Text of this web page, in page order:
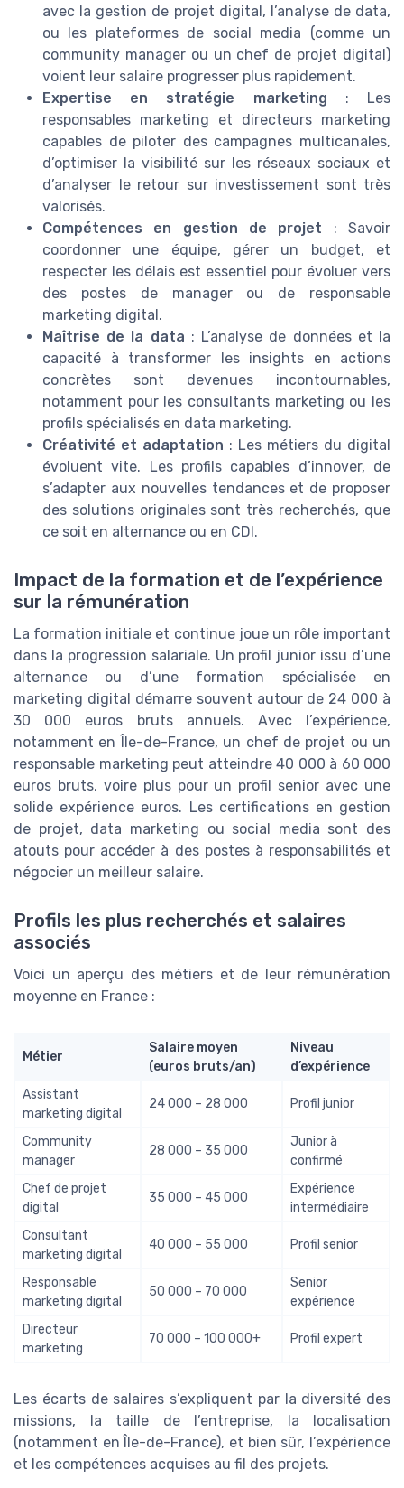
avec la gestion de projet digital, l’analyse de data,
ou les plateformes de social media (comme un
community manager ou un chef de projet digital)
voient leur salaire progresser plus rapidement.
Expertise en stratégie marketing : Les
responsables marketing et directeurs marketing
capables de piloter des campagnes multicanales,
d’optimiser la visibilité sur les réseaux sociaux et
d’analyser le retour sur investissement sont très
valorisés.
Compétences en gestion de projet : Savoir
coordonner une équipe, gérer un budget, et
respecter les délais est essentiel pour évoluer vers
des postes de manager ou de responsable
marketing digital.
Maîtrise de la data : L’analyse de données et la
capacité à transformer les insights en actions
concrètes sont devenues incontournables,
notamment pour les consultants marketing ou les
profils spécialisés en data marketing.
Créativité et adaptation : Les métiers du digital
évoluent vite. Les profils capables d’innover, de
s’adapter aux nouvelles tendances et de proposer
des solutions originales sont très recherchés, que
ce soit en alternance ou en CDI.
Impact de la formation et de l’expérience
sur la rémunération
La formation initiale et continue joue un rôle important
dans la progression salariale. Un profil junior issu d’une
alternance ou d’une formation spécialisée en
marketing digital démarre souvent autour de 24 000 à
30 000 euros bruts annuels. Avec l’expérience,
notamment en Île-de-France, un chef de projet ou un
responsable marketing peut atteindre 40 000 à 60 000
euros bruts, voire plus pour un profil senior avec une
solide expérience euros. Les certifications en gestion
de projet, data marketing ou social media sont des
atouts pour accéder à des postes à responsabilités et
négocier un meilleur salaire.
Profils les plus recherchés et salaires
associés
Voici un aperçu des métiers et de leur rémunération
moyenne en France :
Métier
Salaire moyen
(euros bruts/an)
Niveau
d’expérience
Assistant
marketing digital
24 000 – 28 000 Profil junior
Community
manager
28 000 – 35 000
Junior à
confirmé
Chef de projet
digital
35 000 – 45 000
Expérience
intermédiaire
Consultant
marketing digital
40 000 – 55 000 Profil senior
Responsable
marketing digital
50 000 – 70 000
Senior
expérience
Directeur
marketing
70 000 – 100 000+ Profil expert
Les écarts de salaires s’expliquent par la diversité des
missions, la taille de l’entreprise, la localisation
(notamment en Île-de-France), et bien sûr, l’expérience
et les compétences acquises au fil des projets.